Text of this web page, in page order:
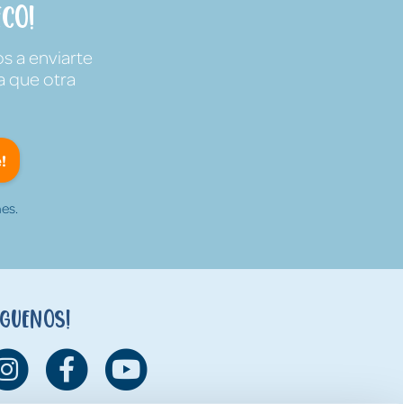
a enviarte
que otra